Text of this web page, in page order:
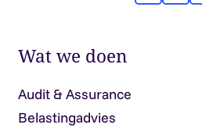
Wat we doen
Audit & Assurance
Belastingadvies